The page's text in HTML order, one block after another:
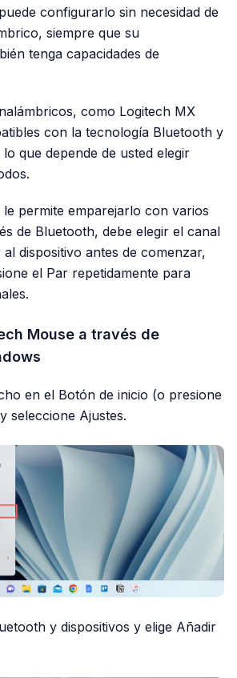
configurarlo sin necesidad de
siempre que su
tenga capacidades de
como Logitech MX
con la tecnología Bluetooth y
que depende de usted elegir
le permite emparejarlo con varios
de Bluetooth, debe elegir el canal
al dispositivo antes de comenzar,
el Par repetidamente para
Mouse a través de
en el Botón de inicio (o presione
seleccione Ajustes.
y dispositivos y elige Añadir